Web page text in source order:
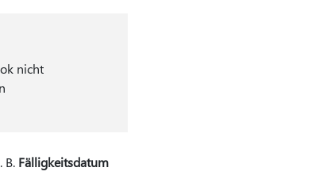
nicht
B. Fälligkeitsdatum